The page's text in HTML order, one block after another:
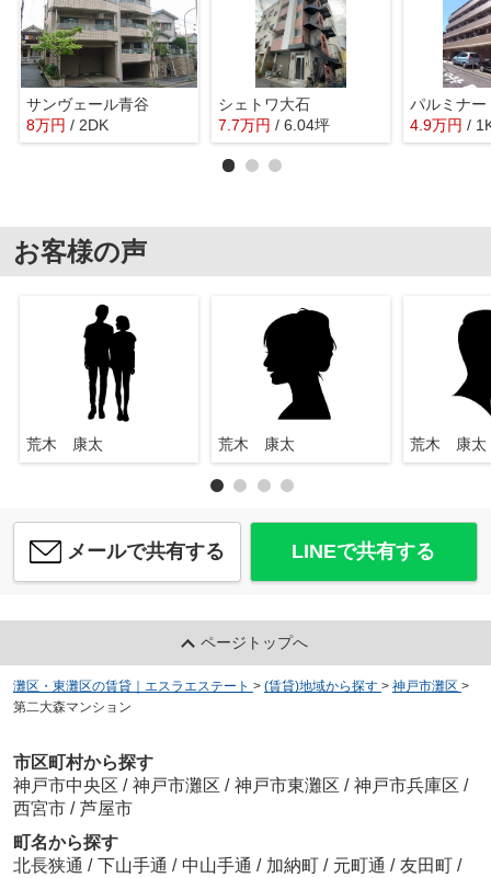
サンヴェール青谷
8万円 / 2DK
シェトワ大石
7.7万円 / 6.04坪
パルミナー
4.9万円 /
お客様の声
荒木 康太 荒木 康太 荒木 康太
メールで共有する LINEで共有する
ページトップへ
灘区・東灘区の賃貸｜エスラエステート > (賃貸)地域から探す > 神戸市灘区 >
第二大森マンション
市区町村から探す
神戸市中央区 / 神戸市灘区 / 神戸市東灘区 / 神戸市兵庫区 /
西宮市 / 芦屋市
町名から探す
北長狭通 / 下山手通 / 中山手通 / 加納町 / 元町通 / 友田町 /